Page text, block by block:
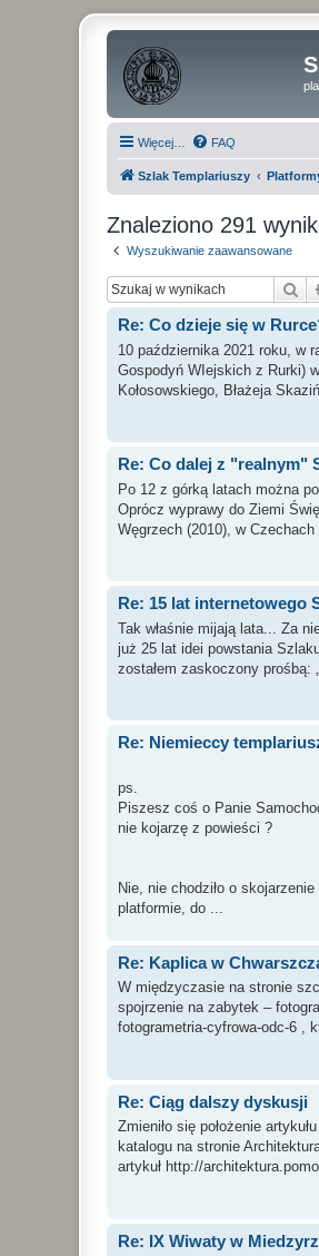
Więcej… FAQ
Szlak Templariuszy
Znaleziono 291
Wyszukiwanie zaawansowane
Re: Co dzieje się w
10 października 2021 roku, w
Gospodyń WIejskich z Rurki)
Kołosowskiego, Błażeja
Re: Co dalej z "realnym"
Po 12 z górką latach można
Oprócz wyprawy do Ziemi
Węgrzech (2010), w
Re: 15 lat internetowego
Tak właśnie mijają lata... Za
już 25 lat idei powstania
zostałem zaskoczony prośbą:
Re: Niemieccy
ps.
Piszesz coś o Panie
nie kojarzę z powieści ?
Nie, nie chodziło o
platformie, do ...
Re: Kaplica w
W międzyczasie na stronie
spojrzenie na zabytek –
fotogrametria-cyfrowa-odc-6 ,
Re: Ciąg dalszy dyskusji
Zmieniło się położenie
katalogu na stronie
artykuł http://
Re: IX Wiwaty w